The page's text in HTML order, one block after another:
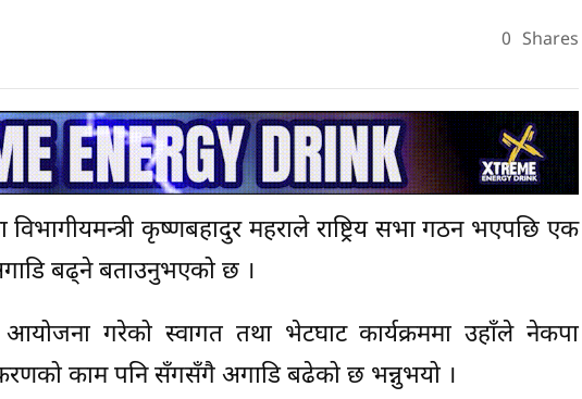
0 Shares
कृष्णबहादुर महराले राष्ट्रिय सभा गठन भएपछि एक
बढ्ने बताउनुभएको छ ।
गरेको स्वागत तथा भेटघाट कार्यक्रममा उहाँले नेकपा
काम पनि सँगसँगै अगाडि बढेको छ भन्नुभयो ।